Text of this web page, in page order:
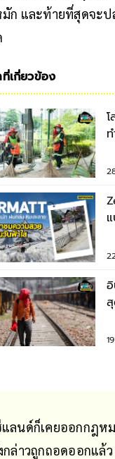
ก และท้ายที่สุดจะ
ที่เกี่ยวข้อง
ลนด์ก็เคยออกกฎห
ล่าวถูกถอดออกแล้